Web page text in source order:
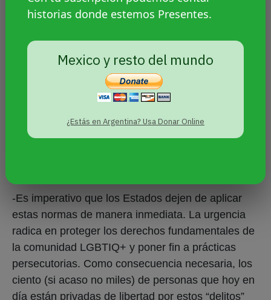
historias donde estemos Presentes.
Mexico y resto del mundo
¿Estás en Argentina? Usa Donar Online
-¿Qué recomendaciones hacen desde ILGA
hacia los Estados, las sociedades y los medios
-Es imperativo que los Estados dejen de aplicar
estas normas de manera inmediata. La urgencia
radica en proteger los derechos fundamentales de
la comunidad LGBTIQ+ y poner fin a prácticas
persecutorias. Como consecuencia necesaria, los
ciento (si acaso no miles) de personas que hoy en
día están privadas de libertad por estos “delitos”